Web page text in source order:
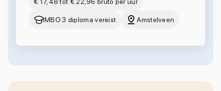
MBO 3 diploma vereist Amstelveen